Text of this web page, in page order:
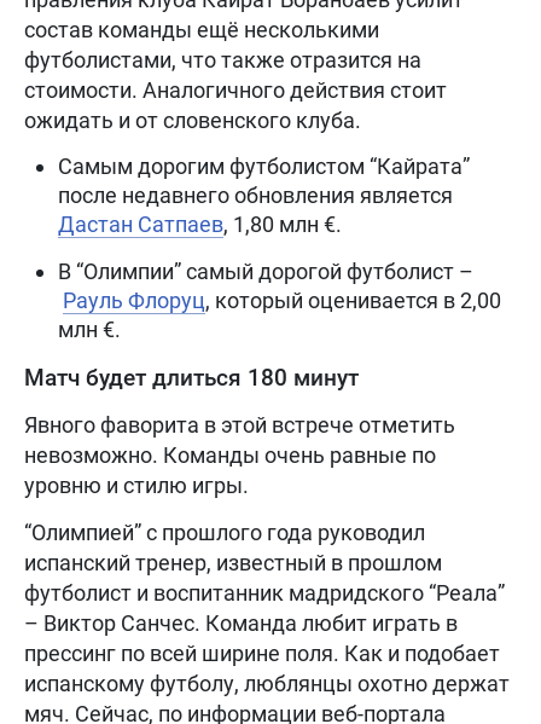
состав команды ещё несколькими
футболистами, что также отразится на
стоимости. Аналогичного действия стоит
ожидать и от словенского клуба.
Самым дорогим футболистом “Кайрата”
после недавнего обновления является
Дастан Сатпаев, 1,80 млн €.
В “Олимпии” самый дорогой футболист –
Рауль Флоруц, который оценивается в 2,00
млн €.
Матч будет длиться 180 минут
Явного фаворита в этой встрече отметить
невозможно. Команды очень равные по
уровню и стилю игры.
“Олимпией” с прошлого года руководил
испанский тренер, известный в прошлом
футболист и воспитанник мадридского “Реала”
– Виктор Санчес. Команда любит играть в
прессинг по всей ширине поля. Как и подобает
испанскому футболу, люблянцы охотно держат
мяч. Сейчас, по информации веб-портала